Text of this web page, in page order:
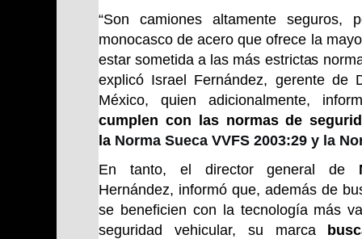
“Son camiones altamente
monocasco de acero que ofrece la
estar sometida a las más estrictas
explicó Israel Fernández, gerente de
México, quien adicionalmente,
cumplen con las normas de
la Norma Sueca VVFS 2003:29 y la
En tanto, el director general de
Hernández, informó que, además de
se beneficien con la tecnología más
seguridad vehicular, su marca